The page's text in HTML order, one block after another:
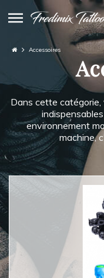
Accessoires
Dans cette
environnement
machine,